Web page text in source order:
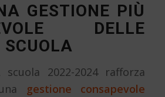
GESTIONE PIÙ
DELLE
SCUOLA
scuola 2022-2024 rafforza
gestione consapevole